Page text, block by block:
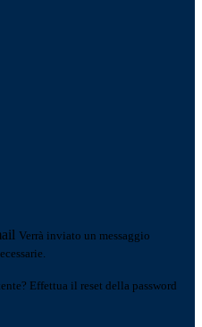
Verrà inviato un messaggio
Effettua il reset della password